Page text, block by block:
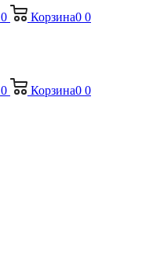
0 Корзина0 0
0 Корзина0 0